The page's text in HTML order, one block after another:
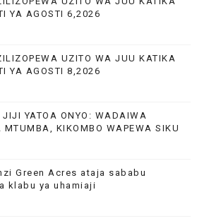
YA AGOSTI 6,2026
UZITO WA JUU KATIKA
YA AGOSTI 8,2026
JIJI YATOA ONYO: WADAIWA
MTUMBA, KIKOMBO WAPEWA SIKU
Green Acres ataja sababu
klabu ya uhamiaji